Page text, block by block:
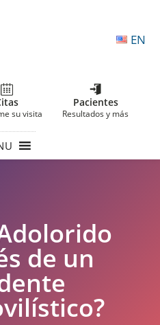
EN
su visita
Pacientes
Resultados y más
de un